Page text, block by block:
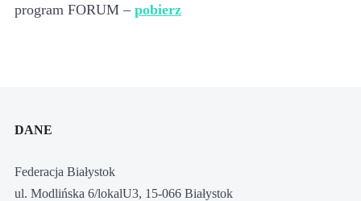
program FORUM – pobierz
DANE
Federacja Białystok
ul. Modlińska 6/lokalU3, 15-066 Białystok